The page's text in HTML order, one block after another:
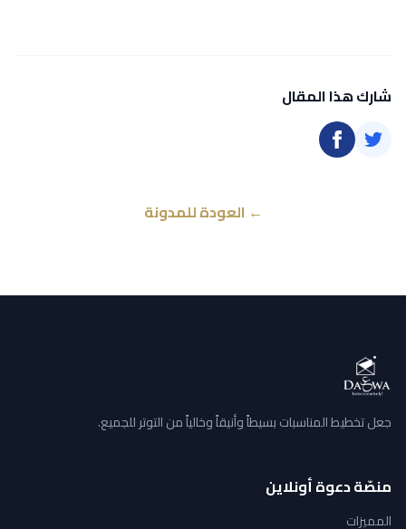
شارك هذا المقال
← العودة للمدونة
جعل تخطيط المناسبات بسيطاً وأنيقاً وخالياً من التوتر للجميع.
منصّة دعوة أونلاين
المميزات